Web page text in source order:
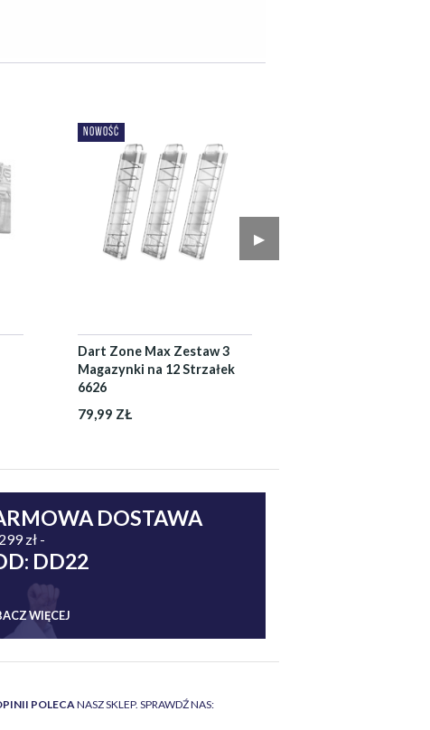
▶︎
NOWOŚĆ
Dart Zone Max Zestaw 3
Magazynki na 12 Strzałek
6626
79,99 ZŁ
DOSTAWA
zł -
DD22
WIĘCEJ
POLECA NASZ SKLEP. SPRAWDŹ NAS: